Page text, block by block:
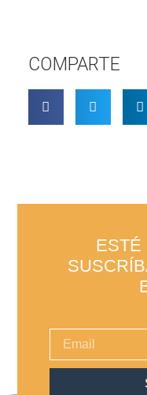
COMPARTE
ESTÉ